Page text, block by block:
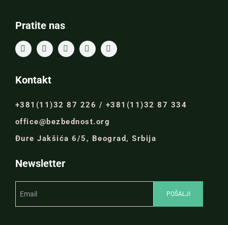
Pratite nas
Kontakt
+381(11)32 87 226 / +381(11)32 87 334
office@bezbednost.org
Đure Jakšića 6/5, Beograd, Srbija
Newsletter